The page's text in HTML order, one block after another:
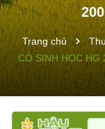
Trang chủ
CỎ SINH HỌC HG